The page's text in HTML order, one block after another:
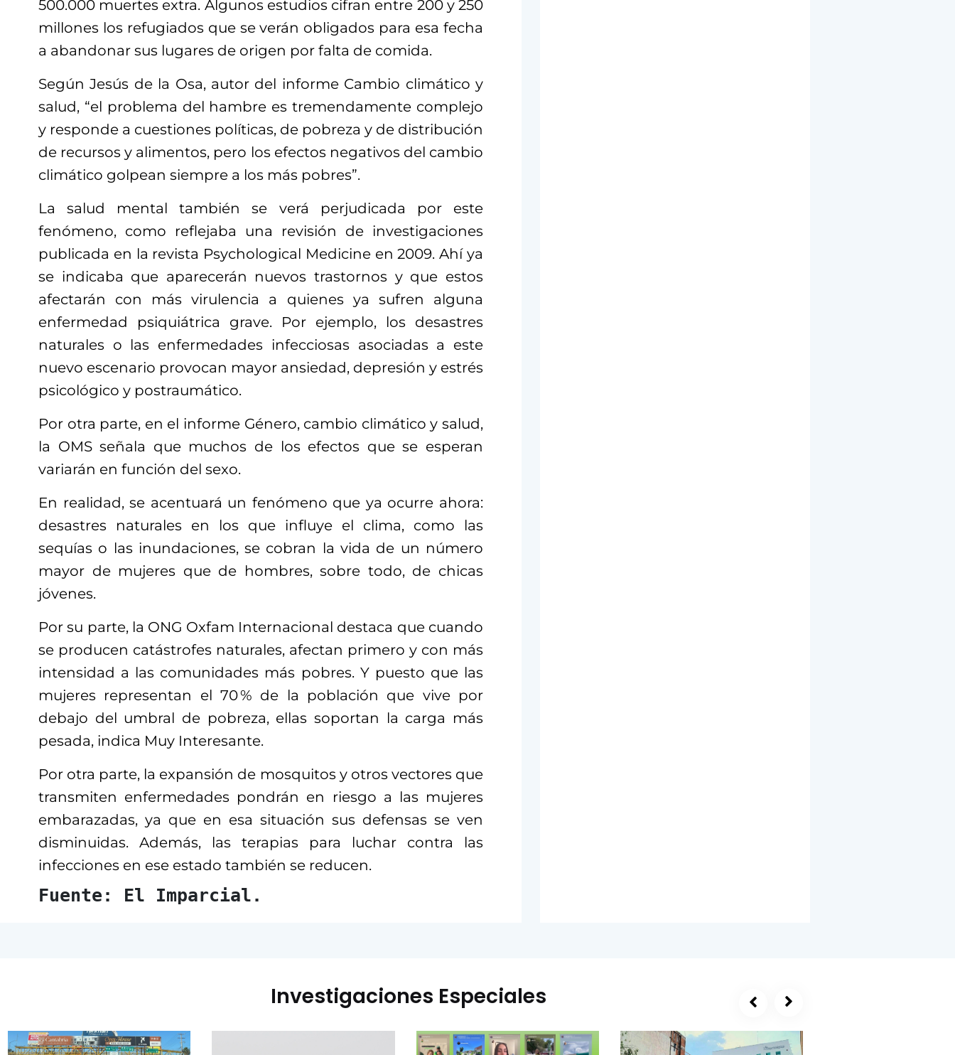
500.000 muertes extra. Algunos estudios cifran entre 200 y 250
millones los refugiados que se verán obligados para esa fecha
a abandonar sus lugares de origen por falta de comida.
Según Jesús de la Osa, autor del informe Cambio climático y
salud, “el problema del hambre es tremendamente complejo
y responde a cuestiones políticas, de pobreza y de distribución
de recursos y alimentos, pero los efectos negativos del cambio
climático golpean siempre a los más pobres”.
La salud mental también se verá perjudicada por este
fenómeno, como reflejaba una revisión de investigaciones
publicada en la revista Psychological Medicine en 2009. Ahí ya
se indicaba que aparecerán nuevos trastornos y que estos
afectarán con más virulencia a quienes ya sufren alguna
enfermedad psiquiátrica grave. Por ejemplo, los desastres
naturales o las enfermedades infecciosas asociadas a este
nuevo escenario provocan mayor ansiedad, depresión y estrés
psicológico y postraumático.
Por otra parte, en el informe Género, cambio climático y salud,
la OMS señala que muchos de los efectos que se esperan
variarán en función del sexo.
En realidad, se acentuará un fenómeno que ya ocurre ahora:
desastres naturales en los que influye el clima, como las
sequías o las inundaciones, se cobran la vida de un número
mayor de mujeres que de hombres, sobre todo, de chicas
jóvenes.
Por su parte, la ONG Oxfam Internacional destaca que cuando
se producen catástrofes naturales, afectan primero y con más
intensidad a las comunidades más pobres. Y puesto que las
mujeres representan el 70 % de la población que vive por
debajo del umbral de pobreza, ellas soportan la carga más
pesada, indica Muy Interesante.
Por otra parte, la expansión de mosquitos y otros vectores que
transmiten enfermedades pondrán en riesgo a las mujeres
embarazadas, ya que en esa situación sus defensas se ven
disminuidas. Además, las terapias para luchar contra las
infecciones en ese estado también se reducen.
Fuente: El Imparcial.
Investigaciones Especiales